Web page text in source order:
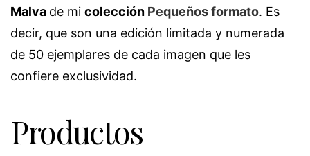
Malva de mi colección Pequeños formato. Es
decir, que son una edición limitada y numerada
de 50 ejemplares de cada imagen que les
confiere exclusividad.
Productos